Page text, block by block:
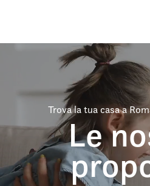
Trova la tua casa a
Le